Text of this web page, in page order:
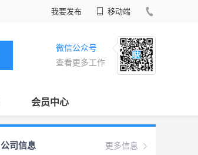
我要发布 移动端
微信公众号
查看更多工作
会员中心
更多信息
公司信息